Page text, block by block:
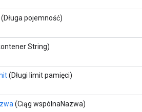
(Długa pojemność)
String)
(Długi limit pamięci)
(Ciąg wspólnaNazwa)